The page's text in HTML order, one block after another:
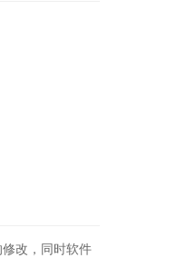
改，同时软件